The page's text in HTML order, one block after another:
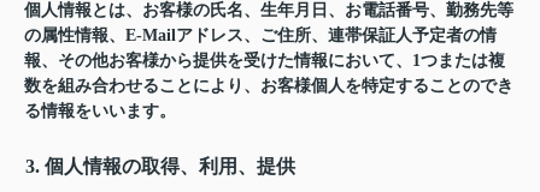
個人情報とは、お客様の氏名、生年月日、お電話番号、勤務先等
の属性情報、E-Mailアドレス、ご住所、連帯保証人予定者の情
報、その他お客様から提供を受けた情報において、1つまたは複
数を組み合わせることにより、お客様個人を特定することのでき
る情報をいいます。
3. 個人情報の取得、利用、提供